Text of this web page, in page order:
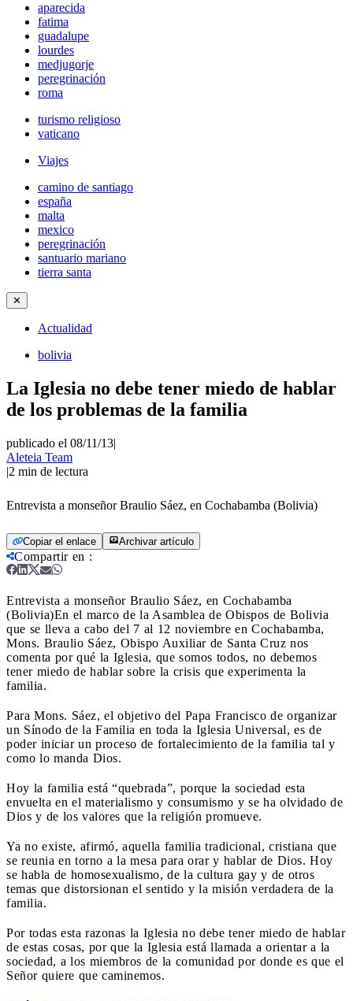
aparecida
fatima
guadalupe
lourdes
medjugorje
peregrinación
roma
turismo religioso
vaticano
Viajes
camino de santiago
españa
malta
mexico
peregrinación
santuario mariano
tierra santa
✕
Actualidad
bolivia
La Iglesia no debe tener miedo de hablar
de los problemas de la familia
publicado el 08/11/13|
Aleteia Team
|2 min de lectura
Entrevista a monseñor Braulio Sáez, en Cochabamba (Bolivia)
Copiar el enlace Archivar artículo
Compartir en :
Entrevista a monseñor Braulio Sáez, en Cochabamba
(Bolivia)En el marco de la Asamblea de Obispos de Bolivia
que se lleva a cabo del 7 al 12 noviembre en Cochabamba,
Mons. Braulio Sáez, Obispo Auxiliar de Santa Cruz nos
comenta por qué la Iglesia, que somos todos, no debemos
tener miedo de hablar sobre la crisis que experimenta la
familia.
Para Mons. Sáez, el objetivo del Papa Francisco de organizar
un Sínodo de la Familia en toda la Iglesia Universal, es de
poder iniciar un proceso de fortalecimiento de la familia tal y
como lo manda Dios.
Hoy la familia está “quebrada”, porque la sociedad esta
envuelta en el materialismo y consumismo y se ha olvidado de
Dios y de los valores que la religión promueve.
Ya no existe, afirmó, aquella familia tradicional, cristiana que
se reunia en torno a la mesa para orar y hablar de Dios. Hoy
se habla de homosexualismo, de la cultura gay y de otros
temas que distorsionan el sentido y la misión verdadera de la
familia.
Por todas esta razonas la Iglesia no debe tener miedo de hablar
de estas cosas, por que la Iglesia está llamada a orientar a la
sociedad, a los miembros de la comunidad por donde es que el
Señor quiere que caminemos.